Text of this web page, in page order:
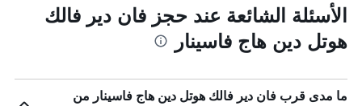
الأسئلة الشائعة عند حجز فان دير فالك
هوتل دين هاج فاسينار
ما مدى قرب فان دير فالك هوتل دين هاج فاسينار من